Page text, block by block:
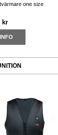
one size
kr
INFO